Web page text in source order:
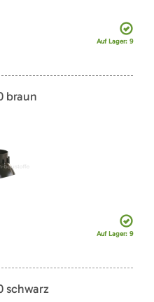
Auf Lager: 9
braun
Auf Lager: 9
schwarz